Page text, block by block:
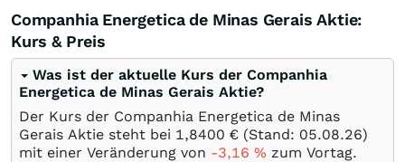
Companhia Energetica de Minas Gerais Aktie:
Kurs & Preis
Was ist der aktuelle Kurs der Companhia
Energetica de Minas Gerais Aktie?
Der Kurs der Companhia Energetica de Minas
Gerais Aktie steht bei 1,8400 € (Stand: 05.08.26)
mit einer Veränderung von -3,16 % zum Vortag.